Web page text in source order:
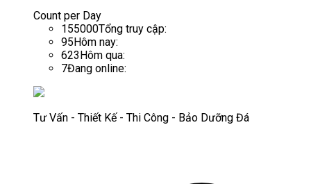
Count per Day
155000Tổng truy cập:
95 Hôm nay:
623 Hôm qua:
7Đang online:
Tư Vấn - Thiết Kế - Thi Công - Bảo Dưỡng Đá